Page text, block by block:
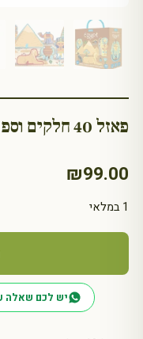
פאזל 40 חלקים וספר: מצרים
₪99.00
1 במלאי
כמות
פאזל
יש לכם שאלה